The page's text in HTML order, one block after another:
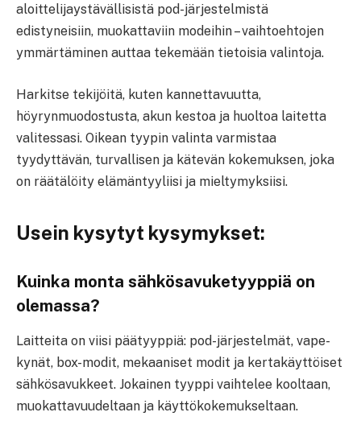
aloittelijaystävällisistä pod-järjestelmistä
edistyneisiin, muokattaviin modeihin – vaihtoehtojen
ymmärtäminen auttaa tekemään tietoisia valintoja.
Harkitse tekijöitä, kuten kannettavuutta,
höyrynmuodostusta, akun kestoa ja huoltoa laitetta
valitessasi. Oikean tyypin valinta varmistaa
tyydyttävän, turvallisen ja kätevän kokemuksen, joka
on räätälöity elämäntyyliisi ja mieltymyksiisi.
Usein kysytyt kysymykset:
Kuinka monta sähkösavuketyyppiä on
olemassa?
Laitteita on viisi päätyyppiä: pod-järjestelmät, vape-
kynät, box-modit, mekaaniset modit ja kertakäyttöiset
sähkösavukkeet. Jokainen tyyppi vaihtelee kooltaan,
muokattavuudeltaan ja käyttökokemukseltaan.